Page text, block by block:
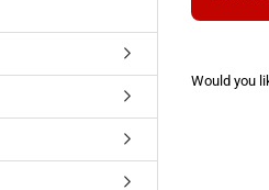
Would you